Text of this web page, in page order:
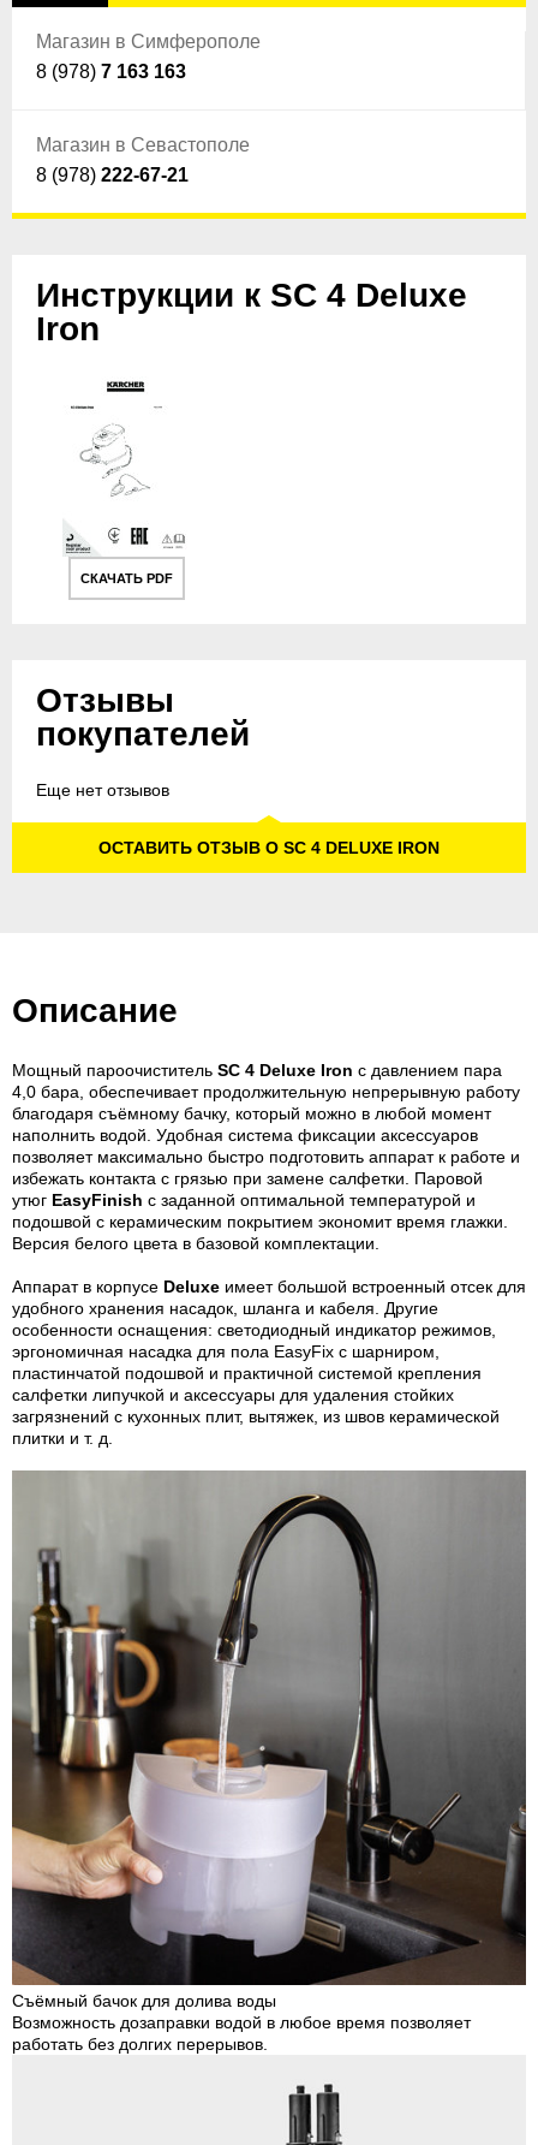
Магазин в Симферополе
8 (978) 7 163 163
Магазин в Севастополе
8 (978) 222-67-21
Инструкции к SC 4 Deluxe
Iron
СКАЧАТЬ PDF
Отзывы
покупателей
Еще нет отзывов
ОСТАВИТЬ ОТЗЫВ О SC 4 DELUXE IRON
Описание
Мощный пароочиститель SC 4 Deluxe Iron с давлением пара
4,0 бара, обеспечивает продолжительную непрерывную работу
благодаря съёмному бачку, который можно в любой момент
наполнить водой. Удобная система фиксации аксессуаров
позволяет максимально быстро подготовить аппарат к работе и
избежать контакта с грязью при замене салфетки. Паровой
утюг EasyFinish с заданной оптимальной температурой и
подошвой с керамическим покрытием экономит время глажки.
Версия белого цвета в базовой комплектации.
Аппарат в корпусе Deluxe имеет большой встроенный отсек для
удобного хранения насадок, шланга и кабеля. Другие
особенности оснащения: светодиодный индикатор режимов,
эргономичная насадка для пола EasyFix с шарниром,
пластинчатой подошвой и практичной системой крепления
салфетки липучкой и аксессуары для удаления стойких
загрязнений с кухонных плит, вытяжек, из швов керамической
плитки и т. д.
Съёмный бачок для долива воды
Возможность дозаправки водой в любое время позволяет
работать без долгих перерывов.